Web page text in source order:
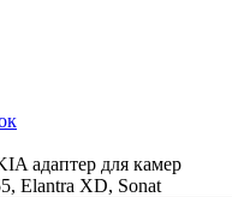
адаптер для камер
Elantra XD, Sonat